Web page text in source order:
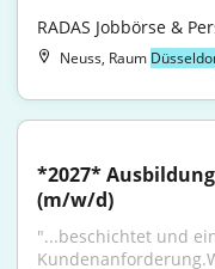
RADAS Jobbörse &
Neuss, Raum
*2027*
(m/w/d)
"...beschichtet und